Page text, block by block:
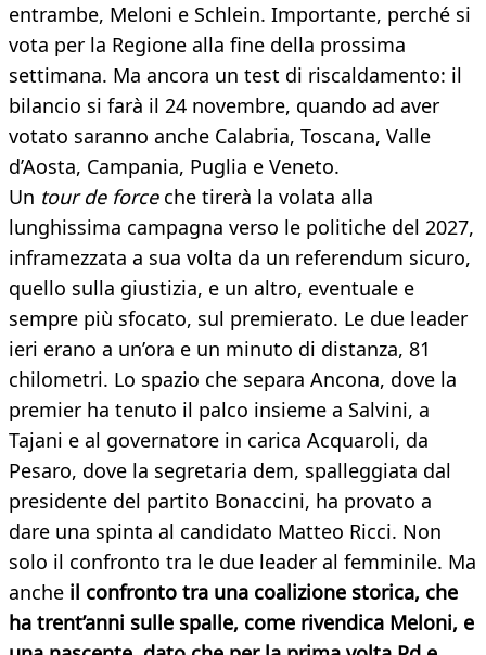
entrambe, Meloni e Schlein. Importante, perché si
vota per la Regione alla fine della prossima
settimana. Ma ancora un test di riscaldamento: il
bilancio si farà il 24 novembre, quando ad aver
votato saranno anche Calabria, Toscana, Valle
d’Aosta, Campania, Puglia e Veneto.
Un tour de forceche tirerà la volata alla
lunghissima campagna verso le politiche del 2027,
inframezzata a sua volta da un referendum sicuro,
quello sulla giustizia, e un altro, eventuale e
sempre più sfocato, sul premierato. Le due leader
ieri erano a un’ora e un minuto di distanza, 81
chilometri. Lo spazio che separa Ancona, dove la
premier ha tenuto il palco insieme a Salvini, a
Tajani e al governatore in carica Acquaroli, da
Pesaro, dove la segretaria dem, spalleggiata dal
presidente del partito Bonaccini, ha provato a
dare una spinta al candidato Matteo Ricci. Non
solo il confronto tra le due leader al femminile. Ma
anche il confronto tra una coalizione storica, che
ha trent’anni sulle spalle, come rivendica Meloni, e